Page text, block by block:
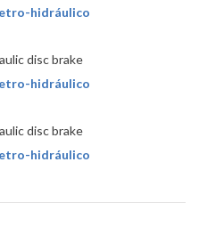
hidráulico
hidráulico
hidráulico